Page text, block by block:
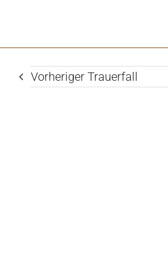
Vorheriger Trauerfall